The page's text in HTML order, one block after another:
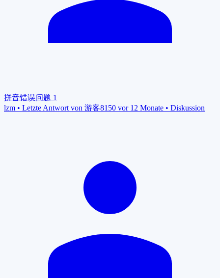
拼音错误问题 1
lzm • Letzte Antwort von 游客8150 vor 12 Monate • Diskussion